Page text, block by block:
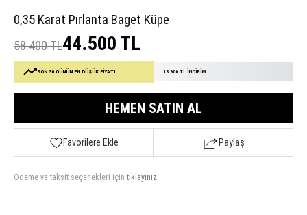
0,35 Karat Pırlanta Baget Küpe
58.400 TL44.500 TL
SON 30 GÜNÜN EN DÜŞÜK FİYATI 13.900 TL İNDİRİM
HEMEN SATIN AL
Favorilere Ekle Paylaş
Ödeme ve taksit seçenekleri için tıklayınız